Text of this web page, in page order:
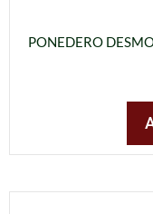
PONEDERO